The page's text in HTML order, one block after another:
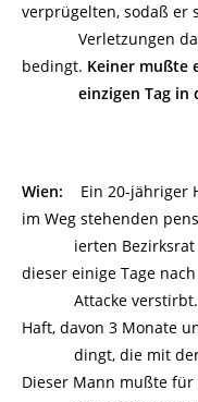
verprügelten, sodaß er
Verletzungen
bedingt. Keiner mußte
einzigen Tag in
Wien:
Ein 20-jähriger
im Weg stehenden
ierten Bezirksrat
dieser einige Tage
Attacke verstirbt.
Haft, davon 3 Monate
dingt, die mit der
Dieser Mann mußte für